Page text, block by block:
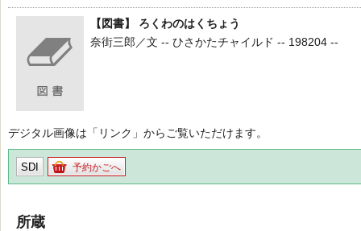
【図書】 ろくわのはくちょう
奈街三郎／文 -- ひさかたチャイルド -- 198204 --
デジタル画像は「リンク」からご覧いただけます。
SDI 予約かごへ
所蔵